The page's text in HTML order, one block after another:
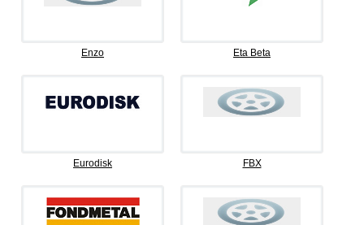
Enzo Eta Beta
Eurodisk FBX